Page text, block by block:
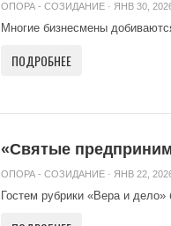
ОПОРА - СОЗИДАНИЕ · ЯНВ 30,
Многие бизнесмены
ПОДРОБНЕЕ
«Святые
ОПОРА - СОЗИДАНИЕ · ЯНВ 22,
Гостем рубрики «Вера и